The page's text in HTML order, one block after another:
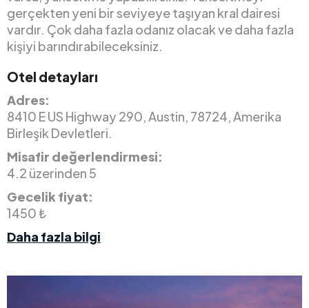
gerçekten yeni bir seviyeye taşıyan kral dairesi
vardır. Çok daha fazla odanız olacak ve daha fazla
kişiyi barındırabileceksiniz.
Otel detayları
Adres:
8410 E US Highway 290, Austin, 78724, Amerika
Birleşik Devletleri.
Misafir değerlendirmesi:
4.2 üzerinden 5
Gecelik fiyat:
1450 ₺
Daha fazla bilgi